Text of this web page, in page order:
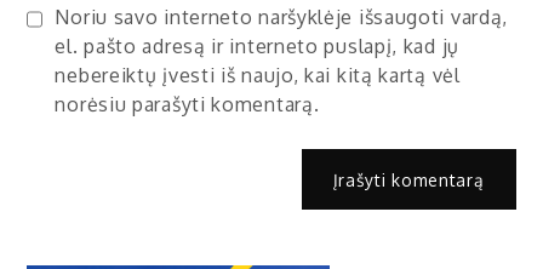
Noriu savo interneto naršyklėje išsaugoti vardą,
el. pašto adresą ir interneto puslapį, kad jų
nebereiktų įvesti iš naujo, kai kitą kartą vėl
norėsiu parašyti komentarą.